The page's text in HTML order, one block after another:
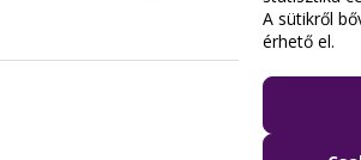
A sütikről
érhető el.